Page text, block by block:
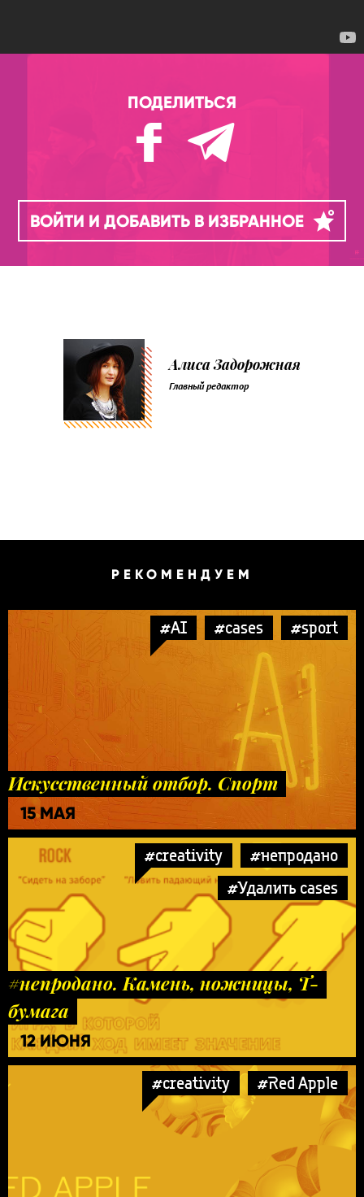
ПОДЕЛИТЬСЯ
ВОЙТИ И ДОБАВИТЬ В ИЗБРАННОЕ
Алиса Задорожная
Главный редактор
РЕКОМЕНДУЕМ
#AI #cases #sport
Искусственный отбор. Спорт
15 МАЯ
#creativity
#непродано
#Удалить cases
#непродано. Камень, ножницы, Т-
бумага
12 ИЮНЯ
#creativity #Red Apple